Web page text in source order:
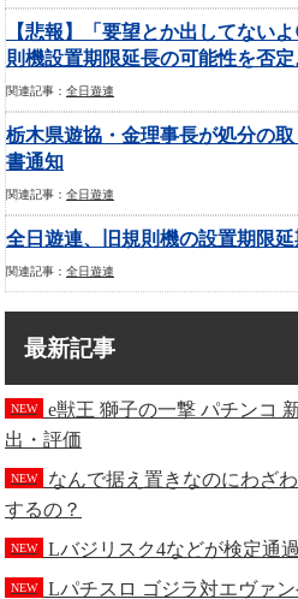
【悲報】「要望とか出してない
則機設置期限延長の可能性を否定
関連記事： 全日遊連
栃木県遊協・金理事長が処分の
書通知
関連記事： 全日遊連
全日遊連、旧規則機の設置期限
関連記事： 全日遊連
最新記事
NEW
e獣王 獅子の一撃 パチンコ
出・評価
NEW
なんで据え置きなのにわざ
するの？
NEW Lバジリスク4などが検定通過
NEW
Lパチスロ ゴジラ対エヴァ